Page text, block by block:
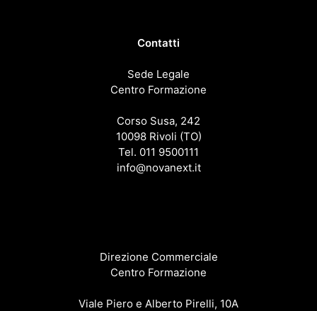
Contatti
Sede Legale
Centro Formazione
Corso Susa, 242
10098 Rivoli (TO)
Tel. 011 9500111
info@novanext.it
Direzione Commerciale
Centro Formazione
Viale Piero e Alberto Pirelli, 10A